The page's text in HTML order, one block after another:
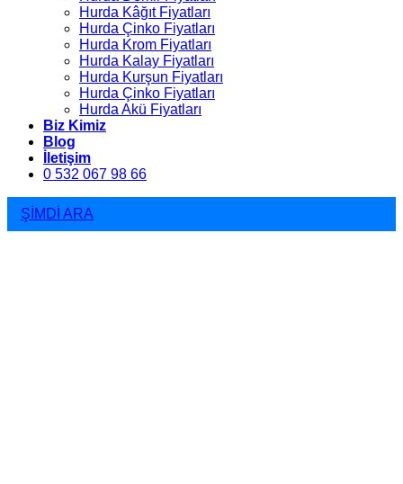
Hurda Kâğıt Fiyatları
Hurda Çinko Fiyatları
Hurda Krom Fiyatları
Hurda Kalay Fiyatları
Hurda Kurşun Fiyatları
Hurda Çinko Fiyatları
Hurda Akü Fiyatları
Biz Kimiz
Blog
İletişim
0 532 067 98 66
ŞİMDİ ARA